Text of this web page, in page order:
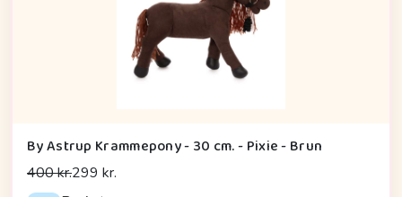
By Astrup Krammepony - 30 cm. - Pixie - Brun
400 kr.299 kr.